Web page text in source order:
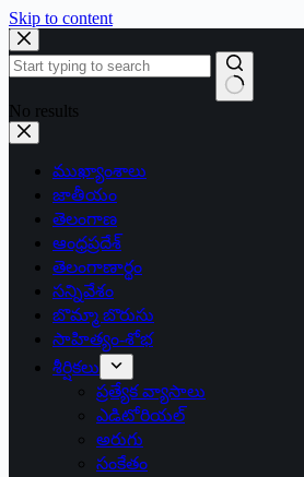
Skip to content
No results
ముఖ్యాంశాలు
జాతీయం
తెలంగాణ
ఆంధ్రప్రదేశ్
తెలంగాణార్థం
సన్నివేశం
బొమ్మా బొరుసు
సాహిత్యం-శోభ
శీర్షికలు
ప్రత్యేక వ్యాసాలు
ఎడిటోరియల్
అరుగు
సంకేతం